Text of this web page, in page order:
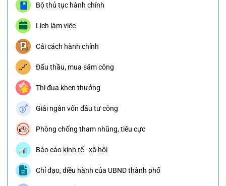
Bộ thủ tục hành chính
Lịch làm việc
Cải cách hành chính
Đấu thầu, mua sắm công
Thi đua khen thưởng
Giải ngân vốn đầu tư công
Phòng chống tham nhũng, tiêu cực
Báo cáo kinh tế - xã hội
Chỉ đạo, điều hành của UBND thành phố